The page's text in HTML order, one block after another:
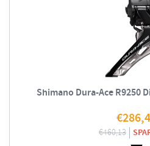
Shimano Dura-Ace R9250
€
€460,13